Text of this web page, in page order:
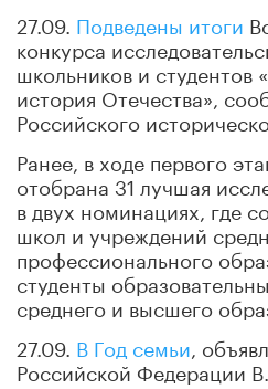
27.09. Подведены итоги
конкурса
школьников и студентов
история Отечества»,
Российского
Ранее, в ходе первого
отобрана 31 лучшая
в двух номинациях, где
школ и учреждений
профессионального
студенты
среднего и высшего
27.09. В Год семьи ,
Российской Федерации